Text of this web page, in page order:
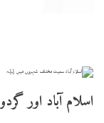
اسلام آباد اور